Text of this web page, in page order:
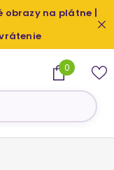
obrazy na plátne |
0
0
produkty